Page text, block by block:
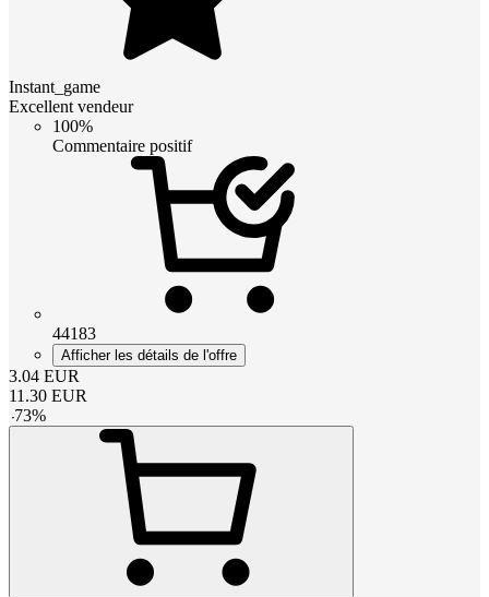
Instant_game
Excellent vendeur
100%
Commentaire positif
44183
Afficher les détails de l'offre
3.04 EUR
11.30 EUR
-73%